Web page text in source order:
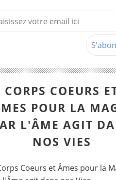
CORPS COEURS
POUR LA
L'ÂME AGIT
NOS VIES